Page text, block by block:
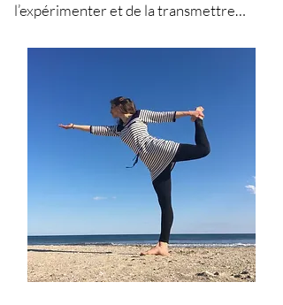
l’expérimenter et de la transmettre…